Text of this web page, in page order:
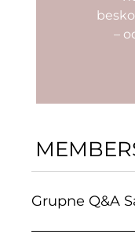
–
Grupne Q&A